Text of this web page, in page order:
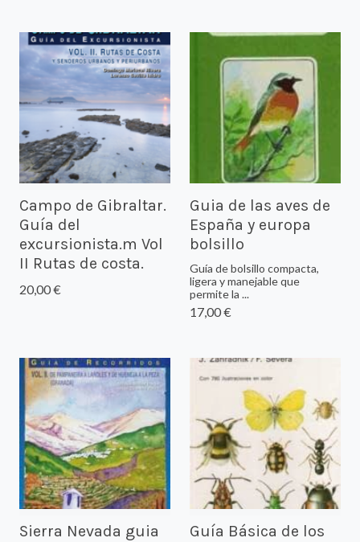
Campo de Gibraltar.
Guía del
excursionista.m Vol
II Rutas de costa.
20,00 €
Guia de las aves de
España y europa
bolsillo
Guía de bolsillo compacta,
ligera y manejable que
permite la ...
17,00 €
Sierra Nevada guia
Guía Básica de los